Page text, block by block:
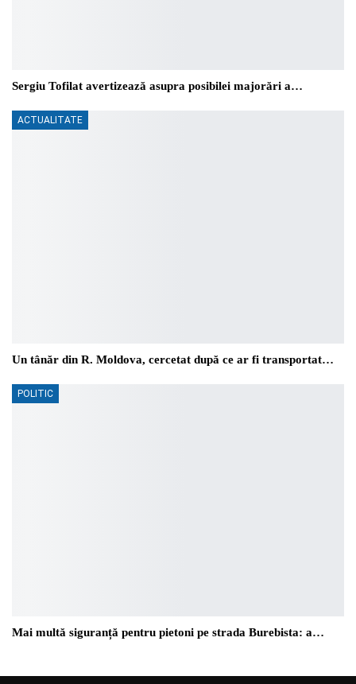
Sergiu Tofilat avertizează asupra posibilei majorări a…
ACTUALITATE
Un tânăr din R. Moldova, cercetat după ce ar fi transportat…
POLITIC
Mai multă siguranță pentru pietoni pe strada Burebista: a…